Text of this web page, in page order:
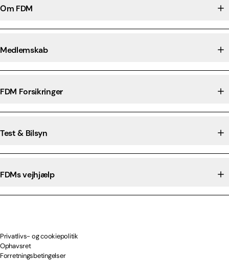
Om FDM
Medlemskab
FDM Forsikringer
Test & Bilsyn
FDMs vejhjælp
Privatlivs- og cookiepolitik
Ophavsret
Forretningsbetingelser